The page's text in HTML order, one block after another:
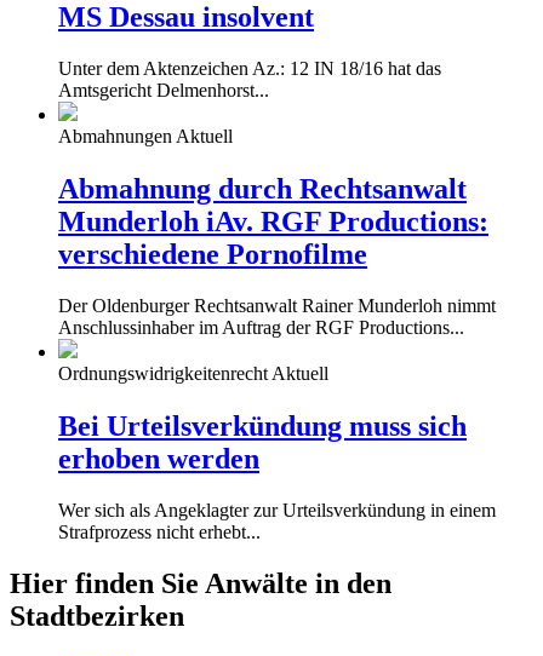
MS Dessau insolvent
Unter dem Aktenzeichen Az.: 12 IN 18/16 hat das
Amtsgericht Delmenhorst...
Abmahnungen Aktuell
Abmahnung durch Rechtsanwalt
Munderloh iAv. RGF Productions:
verschiedene Pornofilme
Der Oldenburger Rechtsanwalt Rainer Munderloh nimmt
Anschlussinhaber im Auftrag der RGF Productions...
Ordnungswidrigkeitenrecht Aktuell
Bei Urteilsverkündung muss sich
erhoben werden
Wer sich als Angeklagter zur Urteilsverkündung in einem
Strafprozess nicht erhebt...
Hier finden Sie Anwälte in den
Stadtbezirken